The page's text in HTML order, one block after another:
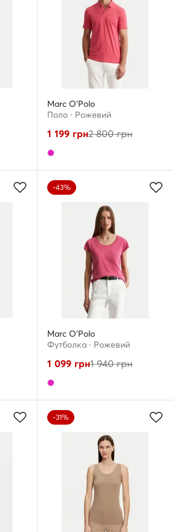
Marc O'Polo
Поло · Рожевий
1 199 грн2 800грн
-43%
Marc O'Polo
Футболка · Рожевий
1 099 грн1 940грн
-31%